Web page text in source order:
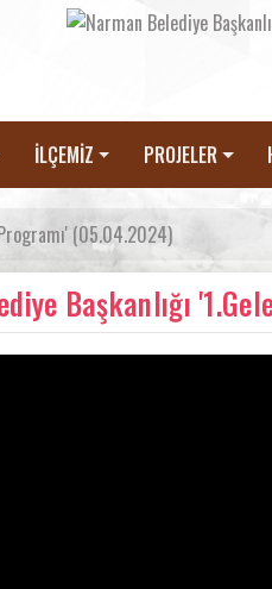
İLÇEMİZ PROJELER
(05.04.2024)
Başkanlığı